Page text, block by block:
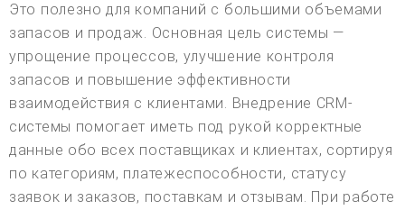
Это полезно для компаний с большими объемами
запасов и продаж. Основная цель системы —
упрощение процессов, улучшение контроля
запасов и повышение эффективности
взаимодействия с клиентами. Внедрение CRM-
системы помогает иметь под рукой корректные
данные обо всех поставщиках и клиентах, сортируя
по категориям, платежеспособности, статусу
заявок и заказов, поставкам и отзывам. При работе